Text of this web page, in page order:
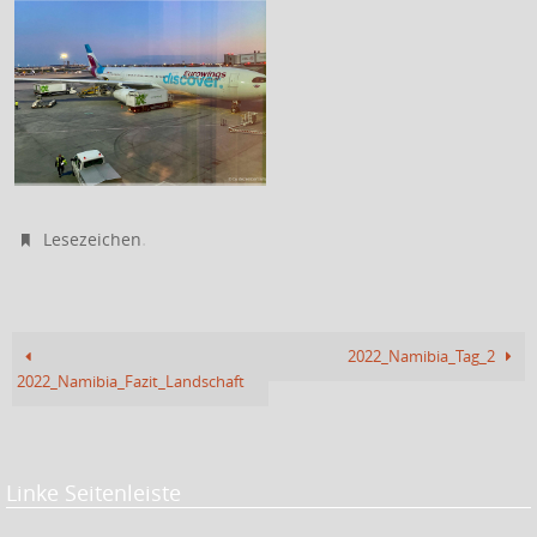
Lesezeichen.
2022_Namibia_Fazit_Landschaft
2022_Namibia_Tag_2
Linke Seitenleiste